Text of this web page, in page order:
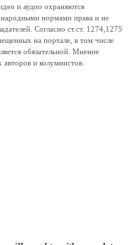
и аудио охраняются
нормами права и не
Согласно ст.ст. 1274,1275
на портале, в том числе
обязательной. Мнение
и колумнистов.